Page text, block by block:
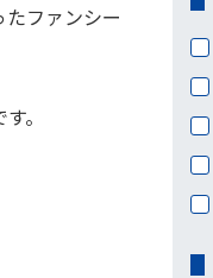
ファンシー
。